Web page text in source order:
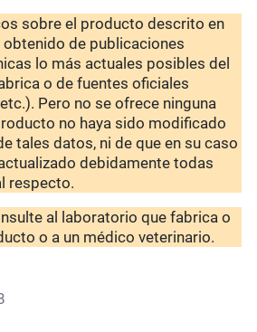
sobre el producto descrito en
de publicaciones
lo más actuales posibles del
o de fuentes oficiales
etc.). Pero no se ofrece ninguna
no haya sido modificado
tales datos, ni de que en su caso
debidamente todas
respecto.
al laboratorio que fabrica o
o a un médico veterinario.